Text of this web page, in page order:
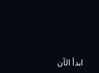
ابدأ الآن